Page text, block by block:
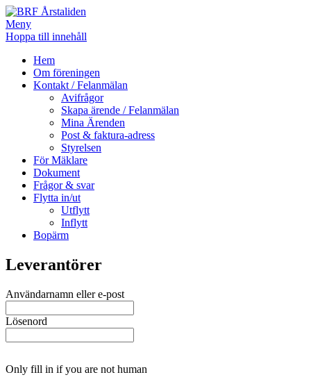
BRF Årstaliden
Meny
Hoppa till innehåll
Hem
Om föreningen
Kontakt / Felanmälan
Avifrågor
Skapa ärende / Felanmälan
Mina Ärenden
Post & faktura-adress
Styrelsen
För Mäklare
Dokument
Frågor & svar
Flytta in/ut
Utflytt
Inflytt
Bopärm
Leverantörer
Användarnamn eller e-post
Lösenord
Only fill in if you are not human